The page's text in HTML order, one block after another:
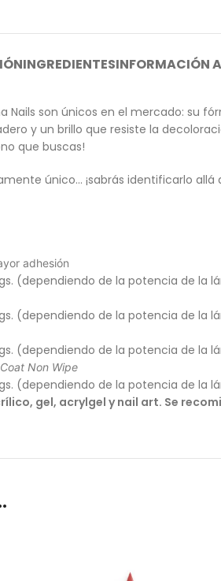
INGREDIENTESINFORMACIÓN
Nails son únicos en el mercado: su
y un brillo que resiste la
que buscas!
único… ¡sabrás identificarlo allá
adhesión
(dependiendo de la potencia de la
(dependiendo de la potencia de la
(dependiendo de la potencia de la
Non Wipe
(dependiendo de la potencia de la
gel, acrylgel y nail art. Se